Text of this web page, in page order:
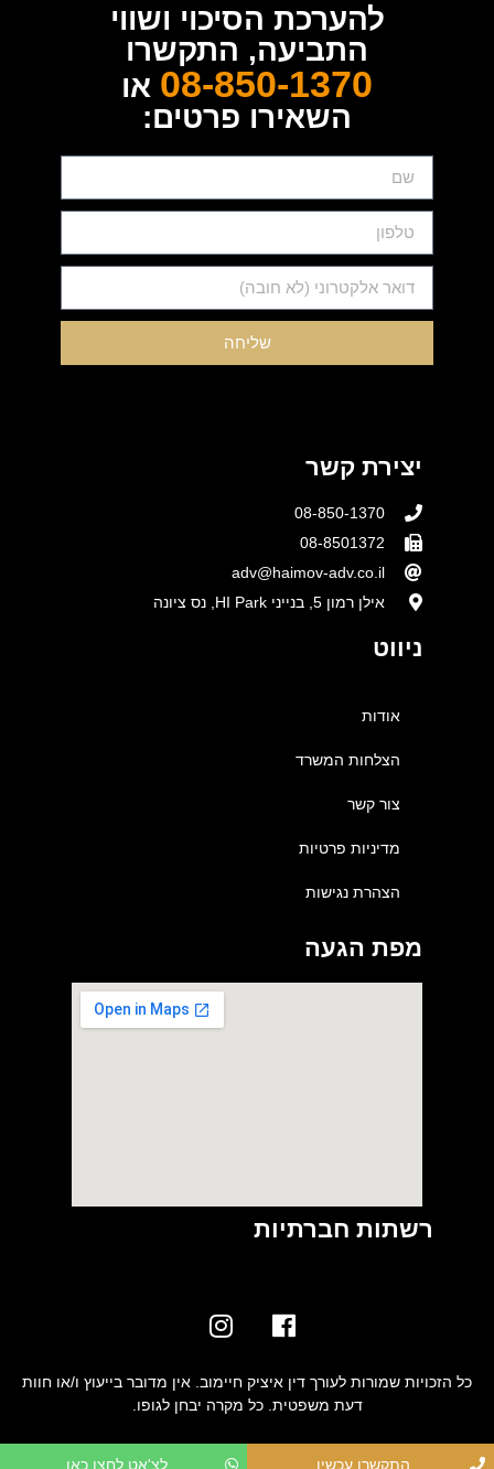
להערכת הסיכוי ושווי
התביעה, התקשרו
08-850-1370 או
השאירו פרטים:
שליחה
יצירת קשר
08-850-1370
08-8501372
adv@haimov-adv.co.il
אילן רמון 5, בנייני HI Park, נס ציונה
ניווט
אודות
הצלחות המשרד
צור קשר
מדיניות פרטיות
הצהרת נגישות
מפת הגעה
רשתות חברתיות
כל הזכויות שמורות לעורך דין איציק חיימוב. אין מדובר בייעוץ ו/או חוות
דעת משפטית. כל מקרה יבחן לגופו.
התקשרו עכשיו לצ'אט לחצו כאן